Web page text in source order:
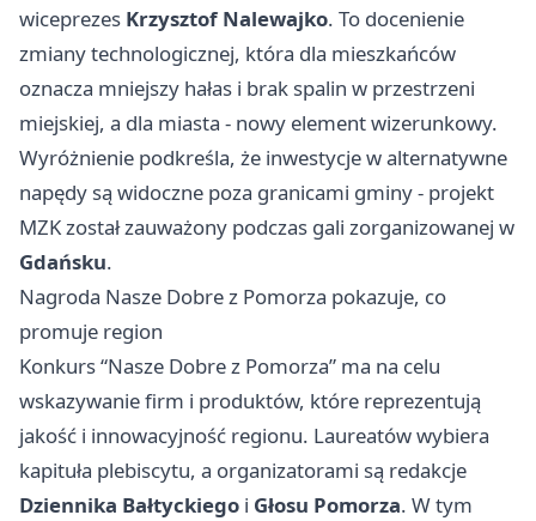
wiceprezes Krzysztof Nalewajko. To docenienie
zmiany technologicznej, która dla mieszkańców
oznacza mniejszy hałas i brak spalin w przestrzeni
miejskiej, a dla miasta - nowy element wizerunkowy.
Wyróżnienie podkreśla, że inwestycje w alternatywne
napędy są widoczne poza granicami gminy - projekt
MZK został zauważony podczas gali zorganizowanej w
Gdańsku.
Nagroda Nasze Dobre z Pomorza pokazuje, co
promuje region
Konkurs “Nasze Dobre z Pomorza” ma na celu
wskazywanie firm i produktów, które reprezentują
jakość i innowacyjność regionu. Laureatów wybiera
kapituła plebiscytu, a organizatorami są redakcje
Dziennika Bałtyckiego i Głosu Pomorza. W tym